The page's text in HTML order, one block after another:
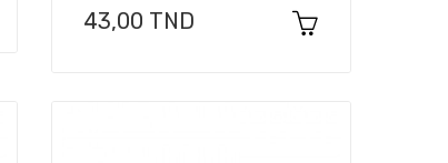
Prix
43,00 TND